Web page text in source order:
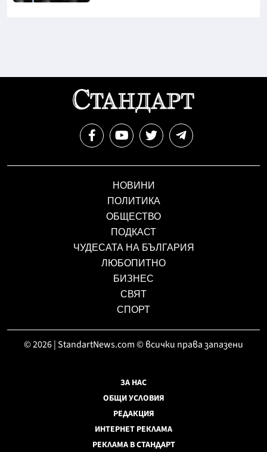
НОВИНИ
ПОЛИТИКА
ОБЩЕСТВО
ПОДКАСТ
ЧУДЕСАТА НА БЪЛГАРИЯ
ЛЮБОПИТНО
БИЗНЕС
СВЯТ
СПОРТ
© 2026 | StandartNews.com © всички права запазени
ЗА НАС
ОБЩИ УСЛОВИЯ
РЕДАКЦИЯ
ИНТЕРНЕТ РЕКЛАМА
РЕКЛАМА В СТАНДАРТ